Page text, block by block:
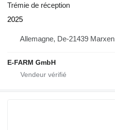
Trémie de réception
2025
Allemagne, De-21439 Marxen
E-FARM GmbH